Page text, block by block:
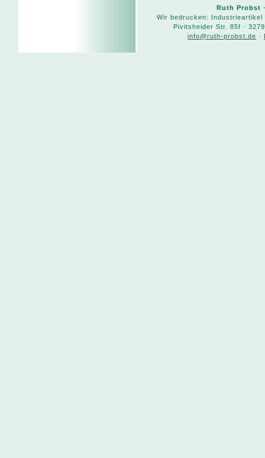
Ruth Probst
Wir bedrucken: Industrieartikel
Pivitsheider Str. 85f ·
info@ruth-probst.de ·